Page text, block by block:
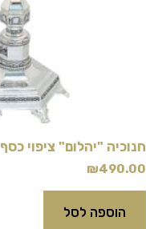
חנוכיה "יהלום" ציפוי כסף
₪490.00
הוספה לסל